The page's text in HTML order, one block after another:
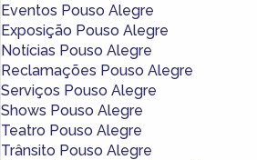
Eventos Pouso Alegre
Exposição Pouso Alegre
Notícias Pouso Alegre
Reclamações Pouso Alegre
Serviços Pouso Alegre
Shows Pouso Alegre
Teatro Pouso Alegre
Trânsito Pouso Alegre